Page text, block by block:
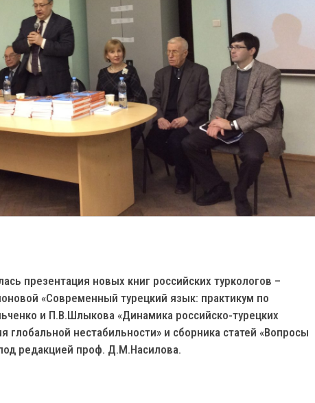
презентация новых книг российских туркологов –
«Современный турецкий язык: практикум по
и П.В.Шлыкова «Динамика российско-турецких
глобальной нестабильности» и сборника статей «Вопросы
редакцией проф. Д.М.Насилова.